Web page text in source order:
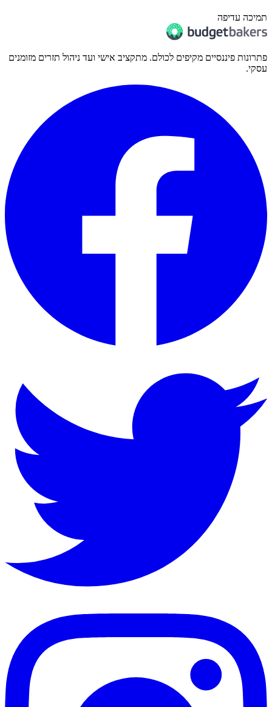
תמיכה עדיפה
פתרונות פיננסיים מקיפים לכולם. מתקציב אישי ועד ניהול תזרים מזומנים
עסקי.